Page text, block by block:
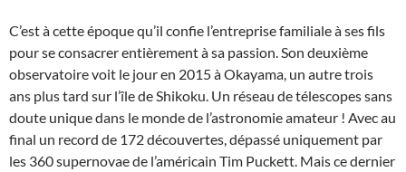
C’est à cette époque qu’il confie l’entreprise familiale à ses fils
pour se consacrer entièrement à sa passion. Son deuxième
observatoire voit le jour en 2015 à Okayama, un autre trois
ans plus tard sur l’île de Shikoku. Un réseau de télescopes sans
doute unique dans le monde de l’astronomie amateur ! Avec au
final un record de 172 découvertes, dépassé uniquement par
les 360 supernovae de l’américain Tim Puckett. Mais ce dernier